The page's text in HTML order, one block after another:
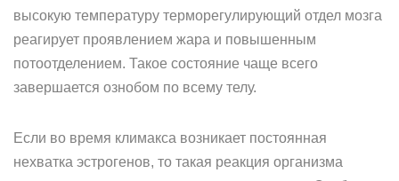
высокую температуру терморегулирующий отдел мозга
реагирует проявлением жара и повышенным
потоотделением. Такое состояние чаще всего
завершается ознобом по всему телу.
Если во время климакса возникает постоянная
нехватка эстрогенов, то такая реакция организма